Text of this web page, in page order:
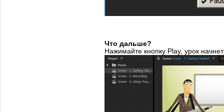
Что дальше?
Нажимайте кнопку Play, урок